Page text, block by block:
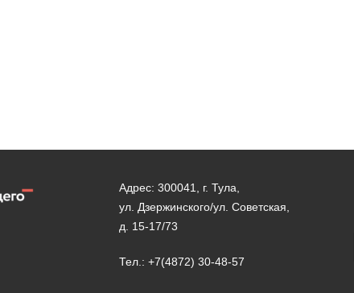
Адрес: 300041, г. Тула,
ул. Дзержинского/ул. Советская,
д. 15-17/73
Тел.: +7(4872) 30-48-57